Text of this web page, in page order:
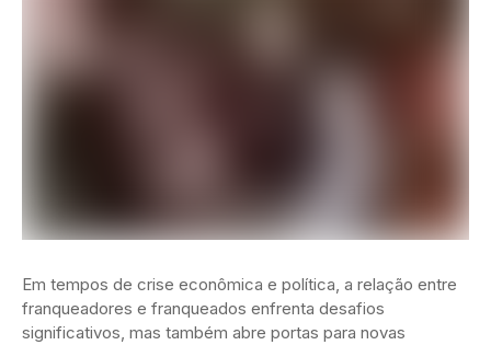
Em tempos de crise econômica e política, a relação entre
franqueadores e franqueados enfrenta desafios
significativos, mas também abre portas para novas